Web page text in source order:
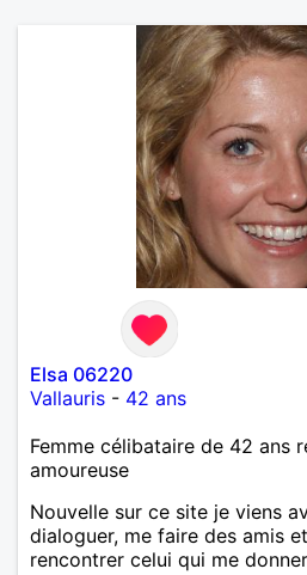
Elsa 06220
Vallauris - 42 ans
Femme célibataire de 42 ans
amoureuse
Nouvelle sur ce site je viens
dialoguer, me faire des amis
rencontrer celui qui me